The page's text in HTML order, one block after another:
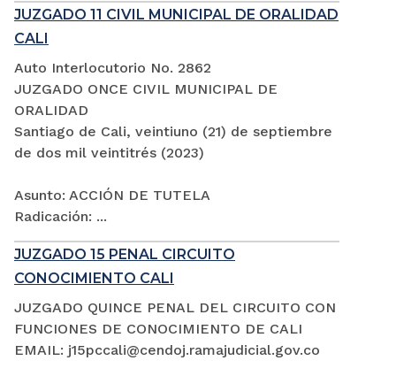
JUZGADO 11 CIVIL MUNICIPAL DE ORALIDAD
CALI
Auto Interlocutorio No. 2862
JUZGADO ONCE CIVIL MUNICIPAL DE
ORALIDAD
Santiago de Cali, veintiuno (21) de septiembre
de dos mil veintitrés (2023)
Asunto: ACCIÓN DE TUTELA
Radicación: ...
JUZGADO 15 PENAL CIRCUITO
CONOCIMIENTO CALI
JUZGADO QUINCE PENAL DEL CIRCUITO CON
FUNCIONES DE CONOCIMIENTO DE CALI
EMAIL: j15pccali@cendoj.ramajudicial.gov.co